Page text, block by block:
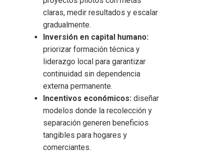
claras, medir resultados y escalar
gradualmente.
Inversión en capital humano:
priorizar formación técnica y
liderazgo local para garantizar
continuidad sin dependencia
externa permanente.
Incentivos económicos: diseñar
modelos donde la recolección y
separación generen beneficios
tangibles para hogares y
comerciantes.